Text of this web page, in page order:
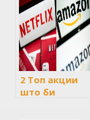
на Трамп за
доларот и
берзата
2 Топ акции
што би